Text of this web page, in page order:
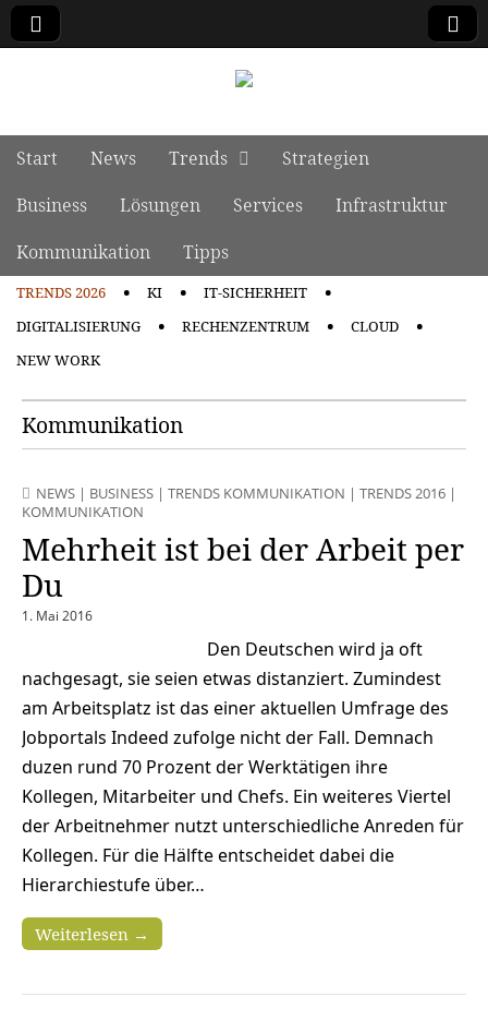
Main menu
Skip to content
Start News Trends
Strategien
Business
Lösungen Services
Infrastruktur
Kommunikation
Tipps
TRENDS 2026 KI
IT-SICHERHEIT
DIGITALISIERUNG
RECHENZENTRUM
CLOUD
NEW WORK
Kommunikation
NEWS | BUSINESS | TRENDS KOMMUNIKATION | TRENDS 2016 |
KOMMUNIKATION
Mehrheit ist bei der Arbeit per
Du
1. Mai 2016
Den Deutschen wird ja oft
nachgesagt, sie seien etwas distanziert. Zumindest
am Arbeitsplatz ist das einer aktuellen Umfrage des
Jobportals Indeed zufolge nicht der Fall. Demnach
duzen rund 70 Prozent der Werktätigen ihre
Kollegen, Mitarbeiter und Chefs. Ein weiteres Viertel
der Arbeitnehmer nutzt unterschiedliche Anreden für
Kollegen. Für die Hälfte entscheidet dabei die
Hierarchiestufe über…
Weiterlesen →